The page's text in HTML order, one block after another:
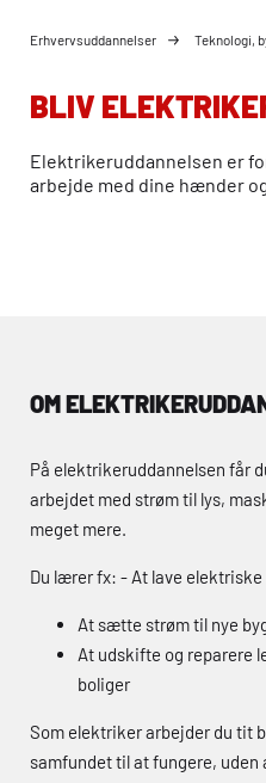
Erhvervsuddannelser Teknologi,
BLIV
Elektrikeruddannelsen er
arbejde med dine hænder
OM
På elektrikeruddannelsen får
arbejdet med strøm til lys,
meget mere.
Du lærer fx: - At lave
At sætte strøm til nye
At udskifte og reparere
boliger
Som elektriker arbejder du tit
samfundet til at fungere, uden